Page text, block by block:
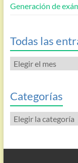
Generación de
Todas las
Todas
las
Categorías
Categorías